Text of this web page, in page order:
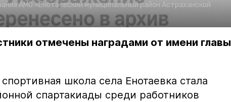
АМО «Енотаевский муниципальный район Астраханской
отмечены наградами от имени главы
школа села Енотаевка стала
спартакиады среди работников